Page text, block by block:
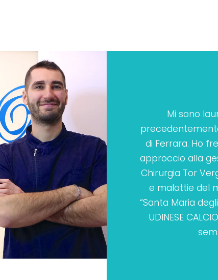
Mi sono
di Ferrara. Ho
approccio alla
Chirurgia Tor
e malattie del
“Santa Maria
UDINESE